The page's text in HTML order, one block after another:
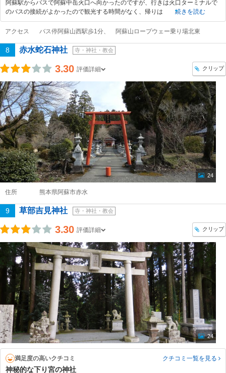
阿蘇駅からバスで阿蘇中岳火口へ向かったのですが、行きは火口ターミナルで
のバスの接続がよかったので観光する時間がなく、帰りは
続きを読む
アクセス バス停阿蘇山西駅歩1分、 阿蘇山ロープウェー乗り場北東
8 赤水蛇石神社 寺・神社・教会
3.30 評価詳細 クリップ
24
住所 熊本県阿蘇市赤水
9 草部吉見神社 寺・神社・教会
3.30 評価詳細 クリップ
24
満足度の高いクチコミ クチコミ一覧を見る
神秘的な下り宮の神社